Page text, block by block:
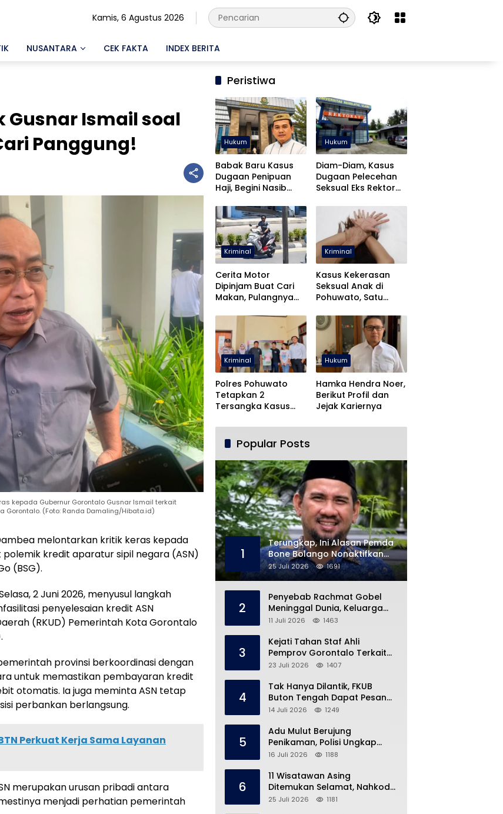
Kamis, 6 Agustus 2026
NUSANTARA CEK FAKTA INDEX BERITA
Gusnar Ismail soal
Panggung!
kepada Gubernur Gorontalo Gusnar Ismail terkait
Gorontalo. (Foto: Randa Damaling/Hibata.id)
melontarkan kritik keras kepada
kredit aparatur sipil negara (ASN)
(BSG).
2 Juni 2026, menyusul langkah
penyelesaian kredit ASN
(RKUD) Pemerintah Kota Gorontalo
provinsi berkoordinasi dengan
untuk memastikan pembayaran kredit
otomatis. Ia juga meminta ASN tetap
perbankan berlangsung.
Perkuat Kerja Sama Layanan
merupakan urusan pribadi antara
menjadi perhatian pemerintah
Peristiwa
Hukum
Babak Baru Kasus
Dugaan Penipuan
Haji, Begini Nasib
Hukum
Diam-Diam, Kasus
Dugaan Pelecehan
Seksual Eks Rektor
Kriminal
Cerita Motor
Dipinjam Buat Cari
Makan, Pulangnya
Pohuwato
Kriminal
Kasus Kekerasan
Seksual Anak di
Pohuwato, Satu
Kriminal
Polres Pohuwato
Tetapkan 2
Tersangka Kasus
dan Pencabulan
Hukum
Hamka Hendra Noer,
Berikut Profil dan
Jejak Kariernya
Popular Posts
1
Terungkap, Ini Alasan Pemda
Bone Bolango Nonaktifkan
Kades Toto Utara
25 Juli 2026 1691
2
Penyebab Rachmat Gobel
Meninggal Dunia, Keluarga
Ungkap Kondisi Terakhir
11 Juli 2026 1463
3
Kejati Tahan Staf Ahli
Pemprov Gorontalo Terkait
Dugaan Korupsi Rp5 Miliar
23 Juli 2026 1407
4
Tak Hanya Dilantik, FKUB
Buton Tengah Dapat Pesan
Khusus dari Bupati Azhari
14 Juli 2026 1249
5
Adu Mulut Berujung
Penikaman, Polisi Ungkap
Kronologi di Pasar Marisa
16 Juli 2026 1188
6
11 Wisatawan Asing
Ditemukan Selamat, Nahkoda
Speedboat Masih Hilang
25 Juli 2026 1181